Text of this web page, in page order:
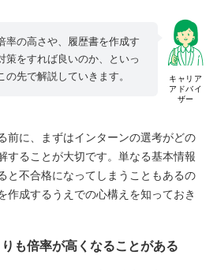
キャリア
アドバイ
ザー
率の高さや、履歴書を作成す
策をすれば良いのか、といっ
先で解説していきます。
前に、まずはインターンの選考がどの
することが大切です。単なる基本情報
と不合格になってしまうこともあるの
作成するうえでの心構えを知っておき
も倍率が高くなることがある